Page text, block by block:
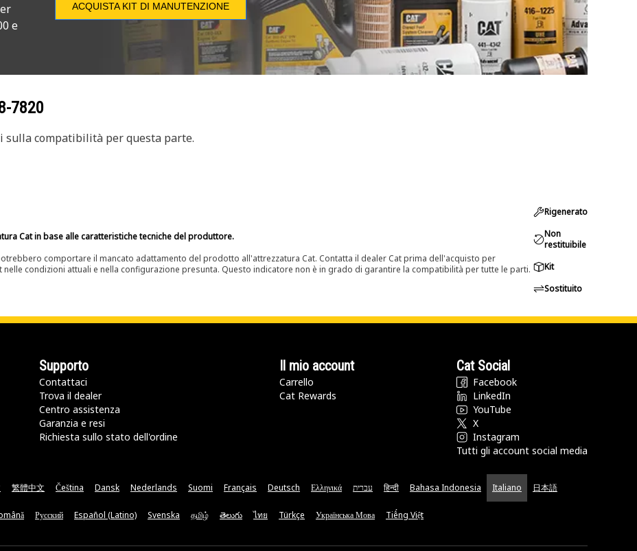
e
ACQUISTA KIT DI MANUTENZIONE
7820
compatibilità per questa parte.
Cat in base alle caratteristiche tecniche del produttore.
comportare il mancato adattamento del prodotto all'attrezzatura Cat. Contatta il dealer Cat prima dell'acquisto per
condizioni attuali e nella configurazione presunta. Questo indicatore non è in grado di garantire la compatibilità per tutte le parti.
Rigenerato
Non
restituibile
Kit
Sostituito
Supporto
Contattaci
Trova il dealer
Centro assistenza
Garanzia e resi
Richiesta sullo stato dell'ordine
Il mio account
Carrello
Cat Rewards
Cat Social
Facebook
LinkedIn
YouTube
X
Instagram
Tutti gli account social media
繁體中文 Čeština Dansk Nederlands Suomi Français Deutsch Ελληνικά עברית हिन्दी Bahasa Indonesia Italiano 日本語
Русский Español (Latino) Svenska தமிழ் తెలుగు ไทย Türkçe Українська Мова Tiếng Việt